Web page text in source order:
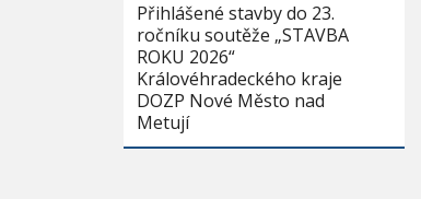
Přihlášené stavby do 23.
ročníku soutěže „STAVBA
ROKU 2026“
Královéhradeckého kraje
DOZP Nové Město nad
Metují